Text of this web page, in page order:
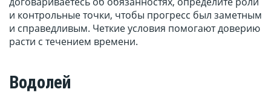
и контрольные точки, чтобы прогресс был заметным
и справедливым. Четкие условия помогают доверию
расти с течением времени.
Водолей